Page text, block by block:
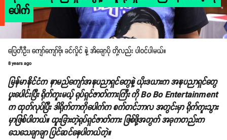
ပေါက်
ပြေတီဦး၊ ကျော်ကျော်ဗို၊ ခင်လှိုင် နဲ့ အိချောပို တို့လည်း ပါဝင်ပါမယ်။
8 years ago
မြန်မာနိုင်ငံက နာမည်ကျော်အနုပညာရှင်တွေနဲ့ ယိုးဒယားက အနုပညာရှင်တွေ
ပူးပေါင်းပြီး ရိုက်ကူးမယ့် ရုပ်ရှင်ဇာတ်ကားကြီး ကို Bo Bo Entertainment
က ထုတ်လုပ်ပြီး ဒါရိုက်တာကိုပေါက်က စက်တင်ဘာလ အတွင်းမှာ ရိုက်ကူးသွား
မှာဖြစ်ပါတယ်။ ထူးခြားတဲ့ရုပ်ရှင်ဇာတ်ကား ဖြစ်ဖို့အတွက် အခုကတည်းက
သေသေချာချာ ပြင်ဆင်နေပါတယ်တဲ့။